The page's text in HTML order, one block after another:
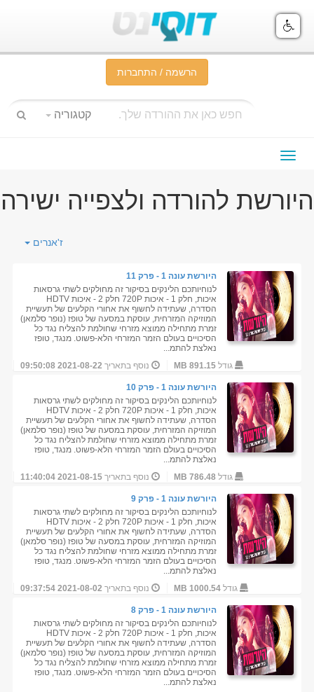
הרשמה / התחברות
קטגוריה
תפריט
היורשת להורדה ולצפייה ישירה
ז'אנרים
היורשת עונה 1 - פרק 11
לנוחיותכם הלינקים בסיקור זה מחולקים לשתי גרסאות
איכות, חלק 1 - איכות 720P חלק 2 - איכות HDTV
הסדרה, שעתידה לחשוף את אחורי הקלעים של תעשיית
המוזיקה המזרחית, עוסקת במסעה של טופז (נופר סלמאן)
זמרת מתחילה ממוצא מזרחי שחולמת להצליח נגד כל
הסיכויים בעולם הזמר המזרחי הלא-פשוט. מנגד, טופז
נאלצת להתמ...
גודל891.15 MB נוסף בתאריך 2021-08-22 09:50:08
היורשת עונה 1 - פרק 10
לנוחיותכם הלינקים בסיקור זה מחולקים לשתי גרסאות
איכות, חלק 1 - איכות 720P חלק 2 - איכות HDTV
הסדרה, שעתידה לחשוף את אחורי הקלעים של תעשיית
המוזיקה המזרחית, עוסקת במסעה של טופז (נופר סלמאן)
זמרת מתחילה ממוצא מזרחי שחולמת להצליח נגד כל
הסיכויים בעולם הזמר המזרחי הלא-פשוט. מנגד, טופז
נאלצת להתמ...
גודל786.48 MB נוסף בתאריך2021-08-15 11:40:04
היורשת עונה 1 - פרק 9
לנוחיותכם הלינקים בסיקור זה מחולקים לשתי גרסאות
איכות, חלק 1 - איכות 720P חלק 2 - איכות HDTV
הסדרה, שעתידה לחשוף את אחורי הקלעים של תעשיית
המוזיקה המזרחית, עוסקת במסעה של טופז (נופר סלמאן)
זמרת מתחילה ממוצא מזרחי שחולמת להצליח נגד כל
הסיכויים בעולם הזמר המזרחי הלא-פשוט. מנגד, טופז
נאלצת להתמ...
גודל1000.54 MB נוסף בתאריך 2021-08-02 09:37:54
היורשת עונה 1 - פרק 8
לנוחיותכם הלינקים בסיקור זה מחולקים לשתי גרסאות
איכות, חלק 1 - איכות 720P חלק 2 - איכות HDTV
הסדרה, שעתידה לחשוף את אחורי הקלעים של תעשיית
המוזיקה המזרחית, עוסקת במסעה של טופז (נופר סלמאן)
זמרת מתחילה ממוצא מזרחי שחולמת להצליח נגד כל
הסיכויים בעולם הזמר המזרחי הלא-פשוט. מנגד, טופז
נאלצת להתמ...